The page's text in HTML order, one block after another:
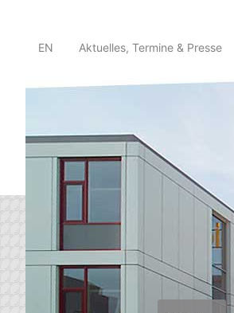
EN Aktuelles, Termine & Presse